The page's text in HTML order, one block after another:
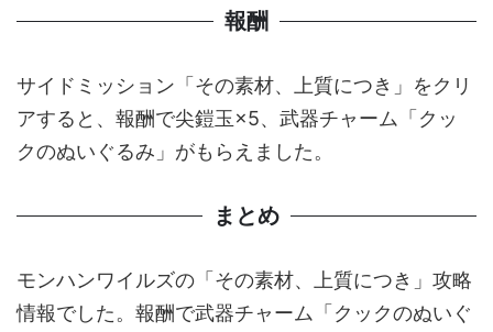
報酬
サイドミッション「その素材、上質につき」をクリ
アすると、報酬で尖鎧玉×5、武器チャーム「クッ
クのぬいぐるみ」がもらえました。
まとめ
モンハンワイルズの「その素材、上質につき」攻略
情報でした。報酬で武器チャーム「クックのぬいぐ